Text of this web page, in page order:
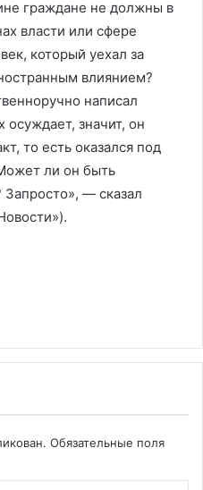
граждане не должны в
власти или сфере
который уехал за
влиянием?
написал
осуждает, значит, он
то есть оказался под
ли он быть
Запросто», — сказал
Обязательные поля